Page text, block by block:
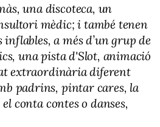
una discoteca, un
mèdic; i també tenen
inflables, a més d’un grup de
una pista d'Slot, animació
extraordinària diferent
padrins, pintar cares, la
conta contes o danses,